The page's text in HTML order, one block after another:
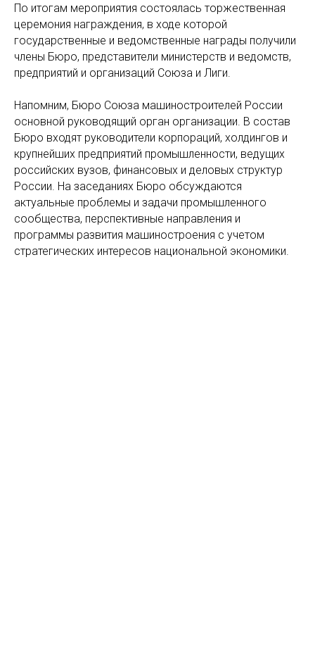
По итогам мероприятия состоялась торжественная
церемония награждения, в ходе которой
государственные и ведомственные награды получили
члены Бюро, представители министерств и ведомств,
предприятий и организаций Союза и Лиги.
Напомним, Бюро Союза машиностроителей России
основной руководящий орган организации. В состав
Бюро входят руководители корпораций, холдингов и
крупнейших предприятий промышленности, ведущих
российских вузов, финансовых и деловых структур
России. На заседаниях Бюро обсуждаются
актуальные проблемы и задачи промышленного
сообщества, перспективные направления и
программы развития машиностроения с учетом
стратегических интересов национальной экономики.